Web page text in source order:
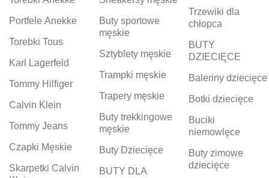
Portfele Anekke
Torebki Tous
Karl Lagerfeld
Tommy Hilfiger
Calvin Klein
Tommy Jeans
Czapki Męskie
Skarpetki Calvin
Buty sportowe
męskie
Sztyblety męskie
Trampki męskie
Trapery męskie
Buty trekkingowe
męskie
Buty Dziecięce
BUTY DLA
Trzewiki dla
chłopca
BUTY
DZIECIĘCE
Baleriny dziecięce
Botki dziecięce
Buciki
niemowlęce
Buty zimowe
dziecięce